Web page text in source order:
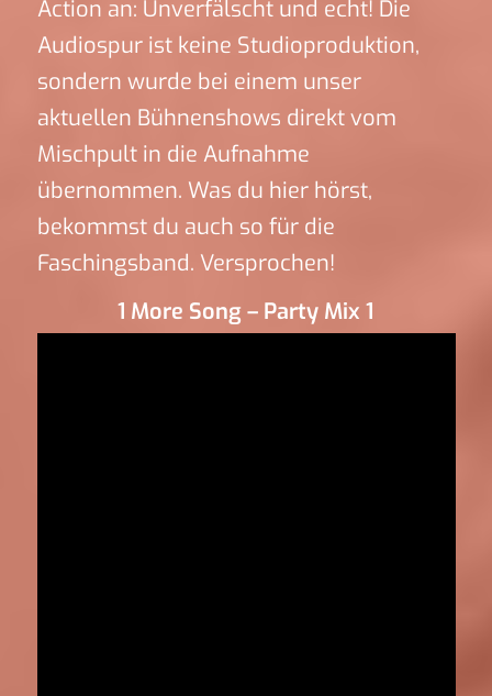
Action an: Unverfälscht und echt! Die
Audiospur ist keine Studioproduktion,
sondern wurde bei einem unser
aktuellen Bühnenshows direkt vom
Mischpult in die Aufnahme
übernommen. Was du hier hörst,
bekommst du auch so für die
Faschingsband. Versprochen!
1 More Song – Party Mix 1